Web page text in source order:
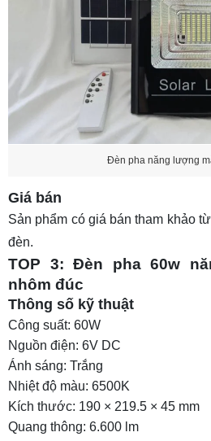
Đèn pha năng lượng
Giá bán
Sản phẩm có giá bán tham khảo
đèn.
TOP 3: Đèn pha 60w
nhôm đúc
Thông số kỹ thuật
Công suất: 60W
Nguồn điện: 6V DC
Ánh sáng: Trắng
Nhiệt độ màu: 6500K
Kích thước: 190 × 219.5 × 45 mm
Quang thông: 6.600 lm